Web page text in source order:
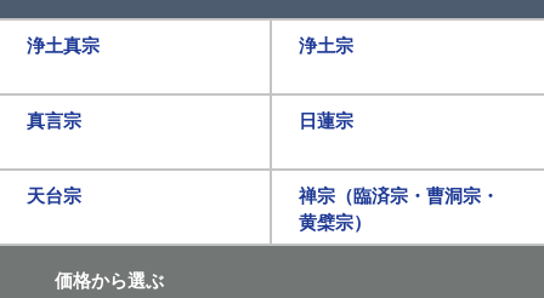
浄土真宗 浄土宗
真言宗 日蓮宗
天台宗
禅宗（臨済宗・曹洞宗・
黄檗宗）
価格から選ぶ